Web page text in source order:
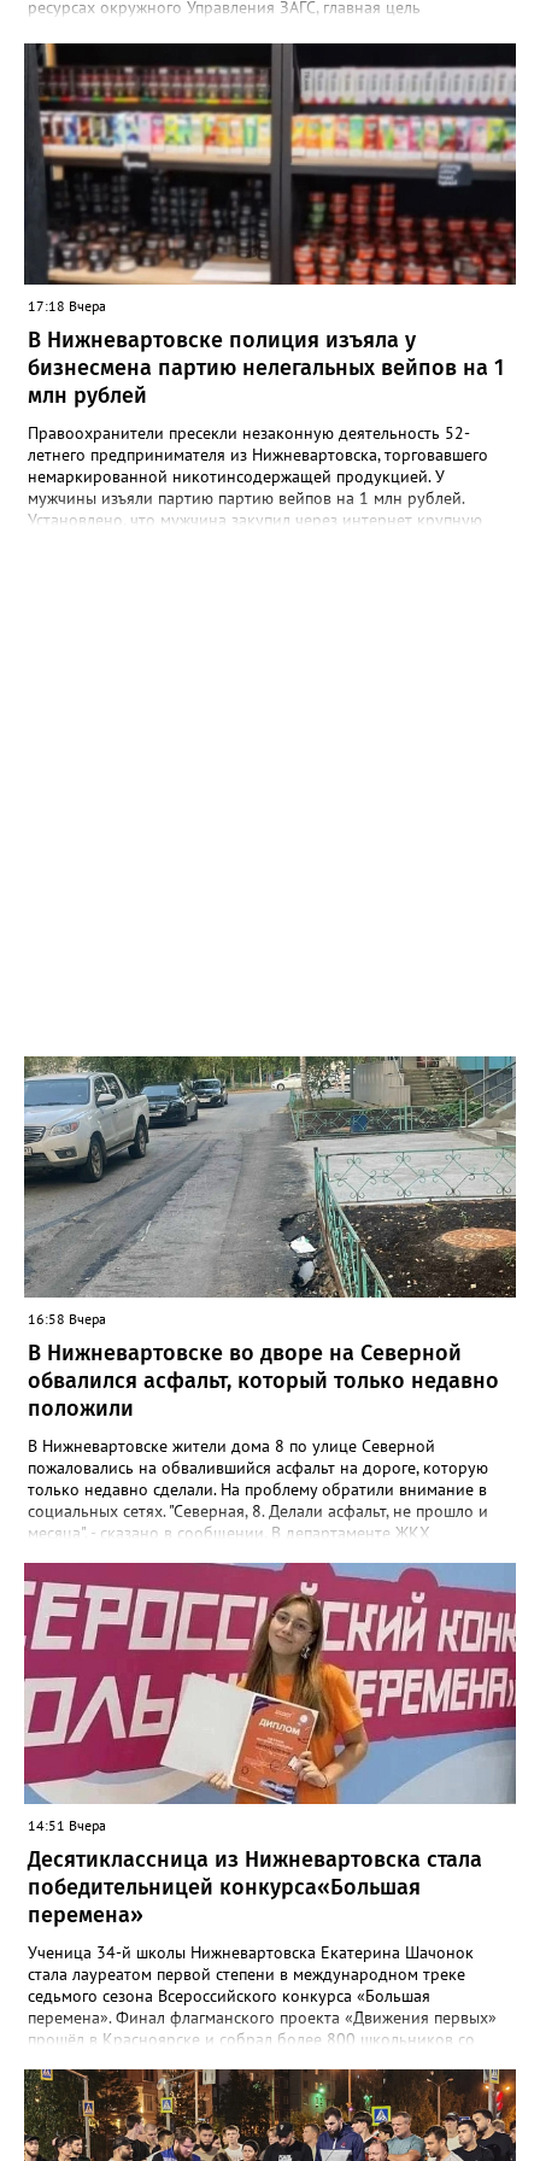
ресурсах окружного Управления ЗАГС, главная цель
бюрократии в первые дни после выписки. Специалисты начали
вести прием прямо на базе крупнейших медицинских
учреждений региона. «Теперь мамочкам и их родным не нужно
специально искать время, записываться и ехать в отдел ЗАГС.
Вся процедура регистрации рождения проходит в комфортной
обстановке, пока семья еще находится в больнице», —
подчеркивают в ведомстве. Информацию о графике работы
новых кабинетов в Сургуте, Ханты-Мансийске и
Нижневартовске обещают опубликовать в ближайшее время
на официальных страницах ведомств.
17:18 Вчера
В Нижневартовске полиция изъяла у
бизнесмена партию нелегальных вейпов на 1
млн рублей
Правоохранители пресекли незаконную деятельность 52-
летнего предпринимателя из Нижневартовска, торговавшего
немаркированной никотинсодержащей продукцией. У
мужчины изъяли партию партию вейпов на 1 млн рублей.
Установлено, что мужчина закупил через интернет крупную
16:58 Вчера
В Нижневартовске во дворе на Северной
обвалился асфальт, который только недавно
положили
В Нижневартовске жители дома 8 по улице Северной
пожаловались на обвалившийся асфальт на дороге, которую
только недавно сделали. На проблему обратили внимание в
социальных сетях. "Северная, 8. Делали асфальт, не прошло и
месяца", - сказано в сообщении. В департаменте ЖКХ
сообщили, что причиной нарушения целостности асфальта
стал "подмыв основания покрытия проезда после обильных
осадков". "Восстановительные работы в рамках гарантийных
обязательств контракта будет проводить подрядная
организация, которая привлекалась ООО "Нижневартовские
коммунальные системы", срок до 15 августа 2026 года.
В настоящее время приемка работ со стороны ООО "НКС" не
осуществлялась. Восстановление за счет средств подрядной
организации", - рассказали в департаменте.
14:51 Вчера
Десятиклассница из Нижневартовска стала
победительницей конкурса«Большая
перемена»
Ученица 34-й школы Нижневартовска Екатерина Шачонок
стала лауреатом первой степени в международном треке
седьмого сезона Всероссийского конкурса «Большая
перемена». Финал флагманского проекта «Движения первых»
прошёл в Красноярске и собрал более 800 школьников со
защищала перед экспертным жюри социально значимые
проекты. В финале конкурсанты представили три инициативы:
годовую программу адаптации для студентов-иностранцев
медицинского университета, проект о путешествиях по России